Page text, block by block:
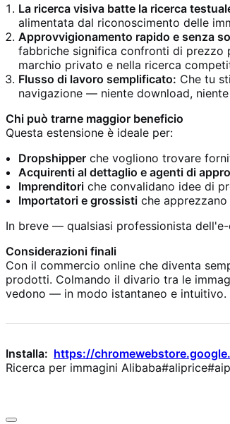
La ricerca visiva batte la ricerca
alimentata dal riconoscimento delle
Approvvigionamento rapido e senza
fabbriche significa confronti di prezzo
marchio privato e nella ricerca
Flusso di lavoro semplificato: Che tu
navigazione — niente download,
Chi può trarne maggior beneficio
Questa estensione è ideale per:
Dropshipper che vogliono trovare
Acquirenti al dettaglio e agenti di
Imprenditori che convalidano idee di
Importatori e grossisti che
In breve — qualsiasi professionista
Considerazioni finali
Con il commercio online che diventa
prodotti. Colmando il divario tra le
vedono — in modo istantaneo e intuitivo.
Installa: https://
Ricerca per immagini